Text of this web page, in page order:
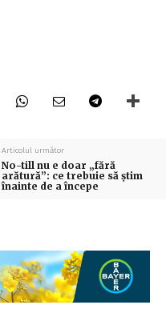
Articolul următor
No-till nu e doar „fără
arătură”: ce trebuie să știm
înainte de a începe